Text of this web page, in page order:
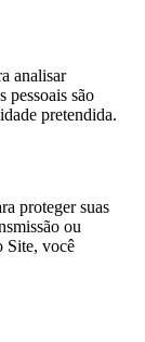
analisar
pessoais são
pretendida.
proteger suas
ou
Site, você